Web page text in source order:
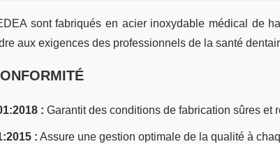
sont fabriqués en acier inoxydable médical de
aux exigences des professionnels de la santé
: Garantit des conditions de fabrication sûres et
: Assure une gestion optimale de la qualité à